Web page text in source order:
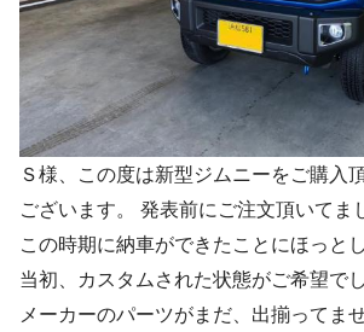
Ｓ様、この度は新型ジムニーをご購入
ございます。 発表前にご注文頂いてま
この時期に納車ができたことにほっと
当初、カスタムされた状態がご希望で
メーカーのパーツがまだ、出揃ってま